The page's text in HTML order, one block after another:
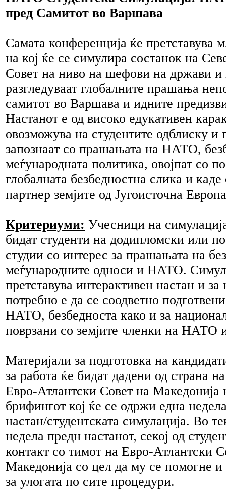
пред Самитот во Варшава
Самата конференција ќе претставува
на кој ќе се симулира состанок на
Совет на ниво на шефови на држави и
разгледуваат глобалните прашања
самитот во Варшава и идните
Настанот е од високо едукативен
овозможува на студентите одблиску и
запознаат со прашањата на НАТО,
меѓународната политика, овојпат со
глобалната безбедностна слика и каде
партнер земјите од Југоисточна
Критериуми: Учесници на
бидат студенти на додипломски или
студии со интерес за прашањата на
меѓународните односи и НАТО.
претставува интерактивен настан и за
потребно е да се соодветно
НАТО, безбедноста како и за
поврзани со земјите членки на НАТО
Материјали за подготовка на
за работа ќе бидат дадени од страна
Евро-Атлантски Совет на Македонија
брифингот кој ќе се одржи една
настан/студентската симулација. Во
недела предн настанот, секој од
контакт со тимот на Евро-Атлантски
Македонија со цел да му се помогне
за улогата по сите процедури.